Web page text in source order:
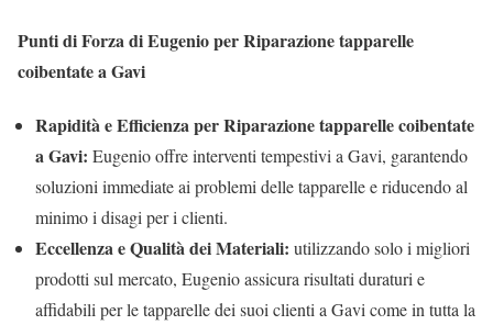
Punti di Forza di Eugenio per Riparazione tapparelle
coibentate a Gavi
Rapidità e Efficienza per Riparazione tapparelle coibentate
a Gavi: Eugenio offre interventi tempestivi a Gavi, garantendo
soluzioni immediate ai problemi delle tapparelle e riducendo al
minimo i disagi per i clienti.
Eccellenza e Qualità dei Materiali: utilizzando solo i migliori
prodotti sul mercato, Eugenio assicura risultati duraturi e
affidabili per le tapparelle dei suoi clienti a Gavi come in tutta la